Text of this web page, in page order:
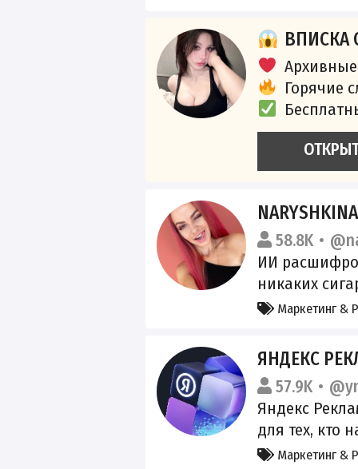
фонарики.
https://
Регистрация
https://
ВПИСКА
Горячие
58.8K
ИИ
никаких
сахара
• И
https://
в перечень
https://
8a80b1
Маркетинг &
ЯНДЕКС
57.9K
Яндекс
для тех, кто
Делимся
Маркетинг &